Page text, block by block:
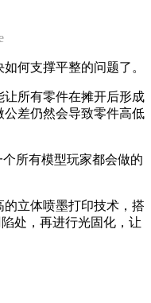
何支撑平整的问题了。
所有零件在摊开后形成
差仍然会导致零件高低
所有模型玩家都会做的
立体喷墨打印技术，搭
处，再进行光固化，让